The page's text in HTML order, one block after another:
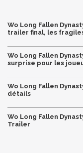
Wo Long Fallen
trailer final, les
Wo Long Fallen
surprise pour les
Wo Long Fallen
détails
Wo Long Fallen
Trailer